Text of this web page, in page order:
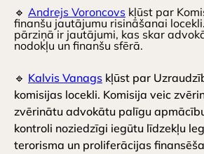
🔹 Andrejs Voroncovs kļūst par
finanšu jautājumu risināšanai
pārziņā ir jautājumi, kas skar
nodokļu un finanšu sfērā.
🔹 Kalvis Vanags kļūst par
komisijas locekli. Komisija veic
zvērinātu advokātu palīgu
kontroli noziedzīgi iegūtu līdzekļu
terorisma un proliferācijas